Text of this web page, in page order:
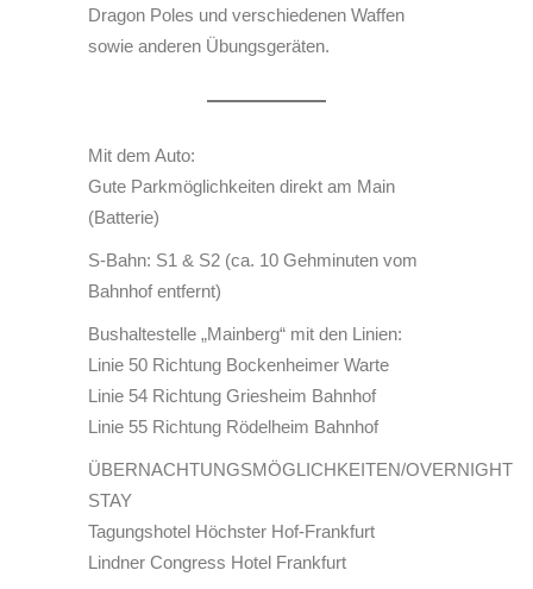
Dragon Poles und verschiedenen Waffen
sowie anderen Übungsgeräten.
Mit dem Auto:
Gute Parkmöglichkeiten direkt am Main
(Batterie)
S-Bahn: S1 & S2 (ca. 10 Gehminuten vom
Bahnhof entfernt)
Bushaltestelle „Mainberg“ mit den Linien:
Linie 50 Richtung Bockenheimer Warte
Linie 54 Richtung Griesheim Bahnhof
Linie 55 Richtung Rödelheim Bahnhof
ÜBERNACHTUNGSMÖGLICHKEITEN/OVERNIGHT
STAY
Tagungshotel Höchster Hof-Frankfurt
Lindner Congress Hotel Frankfurt